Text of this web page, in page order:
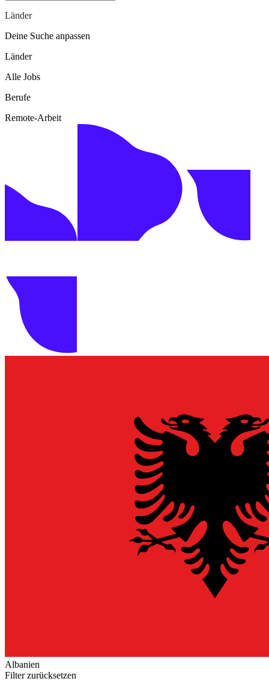
Länder
Deine Suche anpassen
Länder
Alle Jobs
Berufe
Remote-Arbeit
Albanien
Filter zurücksetzen